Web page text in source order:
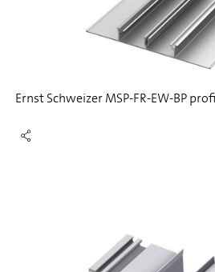
Ernst Schweizer MSP-FR-EW-BP